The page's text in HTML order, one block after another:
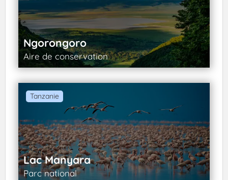
Ngorongoro
Aire de conservation
Tanzanie
Lac Manyara
Parc national